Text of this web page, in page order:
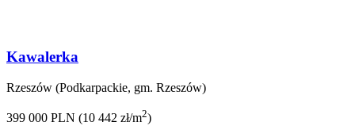
Kawalerka
Rzeszów (Podkarpackie, gm. Rzeszów)
399 000 PLN (10 442 zł/m2)